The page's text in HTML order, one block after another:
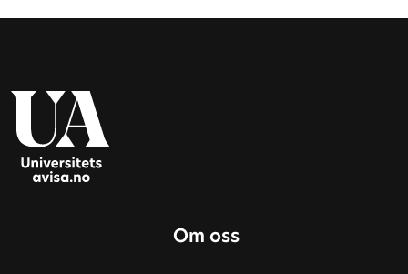
Om oss